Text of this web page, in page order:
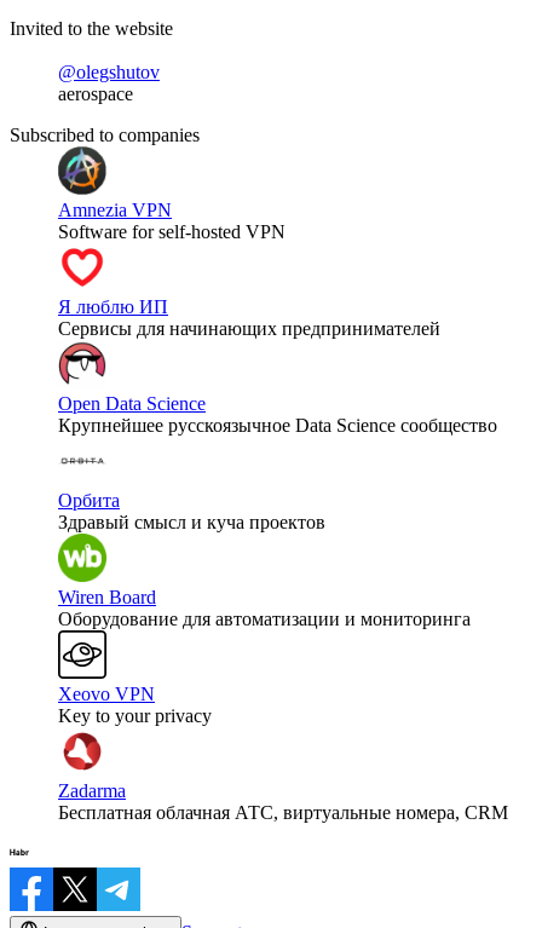
Invited to the website
@olegshutov
aerospace
Subscribed to companies
Amnezia VPN
Software for self-hosted VPN
Я люблю ИП
Сервисы для начинающих предпринимателей
Open Data Science
Крупнейшее русскоязычное Data Science сообщество
Орбита
Здравый смысл и куча проектов
Wiren Board
Оборудование для автоматизации и мониторинга
Xeovo VPN
Key to your privacy
Zadarma
Бесплатная облачная АТС, виртуальные номера, CRM